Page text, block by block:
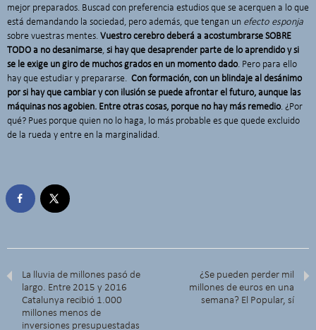
mejor preparados. Buscad con preferencia estudios que se acerquen a lo que
está demandando la sociedad, pero además, que tengan un efecto esponja
sobre vuestras mentes. Vuestro cerebro deberá a acostumbrarse SOBRE
TODO a no desanimarse, si hay que desaprender parte de lo aprendido y si
se le exige un giro de muchos grados en un momento dado. Pero para ello
hay que estudiar y prepararse. Con formación, con un blindaje al desánimo
por si hay que cambiar y con ilusión se puede afrontar el futuro, aunque las
máquinas nos agobien. Entre otras cosas, porque no hay más remedio. ¿Por
qué? Pues porque quien no lo haga, lo más probable es que quede excluido
de la rueda y entre en la marginalidad.
La lluvia de millones pasó de
largo. Entre 2015 y 2016
Catalunya recibió 1.000
millones menos de
inversiones presupuestadas
¿Se pueden perder mil
millones de euros en una
semana? El Popular, sí